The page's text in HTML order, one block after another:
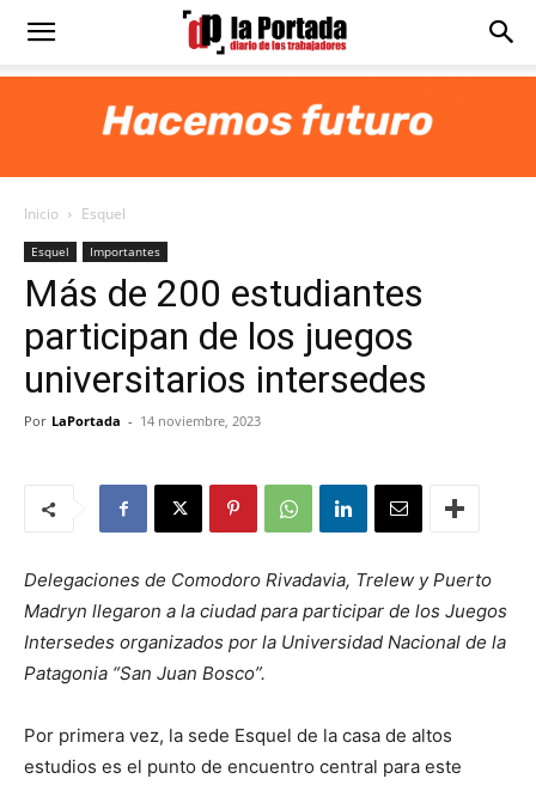
Diario
Portada
Inicio Esquel
Esquel Importantes
Más de 200 estudiantes
participan de los juegos
universitarios intersedes
Por LaPortada - 14 noviembre, 2023
Delegaciones de Comodoro Rivadavia, Trelew y Puerto
Madryn llegaron a la ciudad para participar de los Juegos
Intersedes organizados por la Universidad Nacional de la
Patagonia “San Juan Bosco”.
Por primera vez, la sede Esquel de la casa de altos
estudios es el punto de encuentro central para este